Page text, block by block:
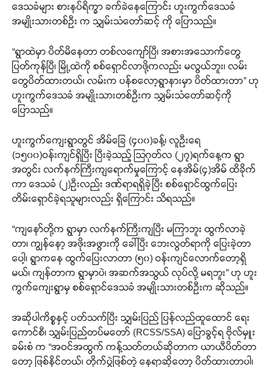
ဒေသခံများ စားနပ်ရိက္ခာ ခက်ခဲနေကြောင်း ဟူးကွက်ဒေသခံ
အမျိုးသားတစ်ဦး က သျှမ်းသံတော်ဆင့် ကို ပြောသည်။
“ရွာထဲမှာ ပိတ်မိနေတာ တစ်လကျော်ပြီ၊ အစားအသောက်တွေ
ပြတ်ကုန်ပြီ၊ မြို့ထဲကို စစ်ရှောင်လာဖို့ကလည်း မလွယ်ဘူး၊ လမ်း
တွေပိတ်ထားတယ်၊ လမ်းက ပန်စလော့ရွာနားမှာ ပိတ်ထားတာ” ဟု
ဟူးကွက်ဒေသခံ အမျိုးသားတစ်ဦးက သျှမ်းသံတော်ဆင့်ကို
ပြောသည်။
ဟူးကွက်ကျေးရွာတွင် အိမ်ခြေ (၄၀၀)ခန့်၊ လူဦးရေ
(၁၅၀၀)ဝန်းကျင်ရှိပြီး ပြီးခဲ့သည့် သြဂုတ်လ (၂၇)ရက်နေ့က ရွာ
အတွင်း လက်နက်ကြီးကျရောက်မှုကြောင့် နေအိမ်(၄)အိမ် ထိခိုက်
ကာ ဒေသခံ (၂)ဦးလည်း ဒဏ်ရာရရှိခဲ့ပြီး စစ်ရှောင်ထွက်ပြေး
တိမ်းရှောင်ခဲ့ရသူများလည်း ရှိကြောင်း သိရသည်။
“ကျနော်တို့က ရွာမှာ လက်နက်ကြီးကျပြီး မကြာဘူး ထွက်လာခဲ့
တာ၊ ကျွန်နော့ အဖိုးအဖွားကို ခေါ်ပြီး ဘေးလွတ်ရာကို ပြေးခဲ့တာ
ပေါ့၊ ရွာကနေ ထွက်ပြေးလာတာ (၅၀) ဝန်းကျင်လောက်တော့ရှိ
မယ်၊ ကျန်တာက ရွာမှာပဲ၊ အဆက်အသွယ် လုပ်လို့ မရဘူး” ဟု ဟူး
ကွက်ကျေးရွာမှ စစ်ရှောင်ဒေသခံ အမျိုးသားတစ်ဦးက ဆိုသည်။
အဆိုပါကိစ္စနှင့် ပတ်သက်ပြီး သျှမ်းပြည် ပြန်လည်ထူထောင် ရေး
ကောင်စီ၊ သျှမ်းပြည်တပ်မတော် (RCSS/SSA) ပြောခွင့်ရ ဗိုလ်မှူး
ခမ်းစံ က “အဝင်အထွက် ကန့်သတ်တယ်ဆိုတာက ယာယီပိတ်တာ
တော့ ဖြစ်နိုင်တယ်၊ တိုက်ပွဲဖြစ်တဲ့ နေရာဆိုတော့ ပိတ်ထားတာပါ၊